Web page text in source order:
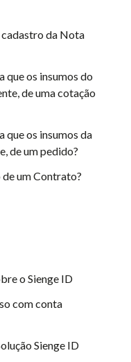
cadastro da Nota
que os insumos do
de uma cotação
que os insumos da
de um pedido?
um Contrato?
o Sienge ID
com conta
Sienge ID